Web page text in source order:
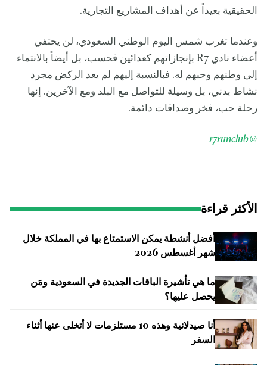
الحقيقية بعيداً عن أهداف المشاريع التجارية.
وعندما تغرب شمس اليوم الوطني السعودي، لن يحتفي
أعضاء نادي R7 بإنجازاتهم كعدائين فحسب، بل أيضاً بالانتماء
إلى وطنهم وحبهم له. فبالنسبة إليهم لم يعد الركض مجرد
نشاط بدني، بل وسيلة للتواصل مع البلد ومع الآخرين. إنها
رحلة حب، فخر وصداقات دائمة.
@r7runclub
الأكثر قراءة
أفضل أنشطة يمكن الاستمتاع بها في المملكة خلال
شهر أغسطس 2026
ما هي تأشيرة الباقات الجديدة في السعودية ومَن
يحصل عليها؟
أنا صيدلانية وهذه 10 مستلزمات لا أتخلى عنها أثناء
السفر